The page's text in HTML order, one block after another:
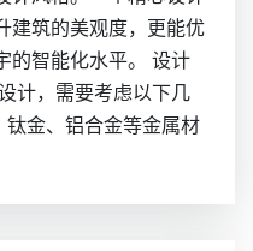
建筑的美观度，更能优
的智能化水平。 设计
计，需要考虑以下几
钛金、铝合金等金属材